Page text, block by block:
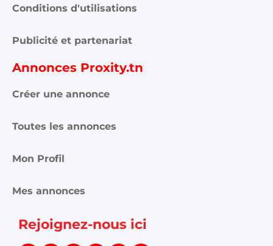
Conditions d'utilisations
Publicité et partenariat
Annonces Proxity.tn
Créer une annonce
Toutes les annonces
Mon Profil
Mes annonces
Rejoignez-nous ici